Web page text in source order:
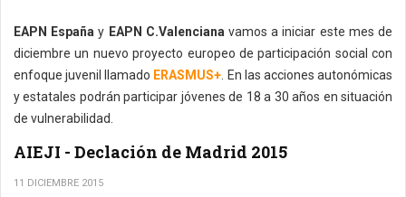
EAPN España y EAPN C.Valenciana vamos a iniciar este mes de
diciembre un nuevo proyecto europeo de participación social con
enfoque juvenil llamado ERASMUS+ . En las acciones autonómicas
y estatales podrán participar jóvenes de 18 a 30 años en situación
de vulnerabilidad.
AIEJI - Declación de Madrid 2015
11 DICIEMBRE 2015